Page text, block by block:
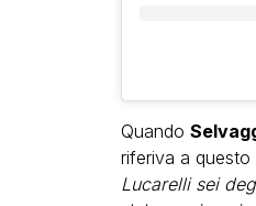
Quando
riferiva a questo
Lucarelli sei